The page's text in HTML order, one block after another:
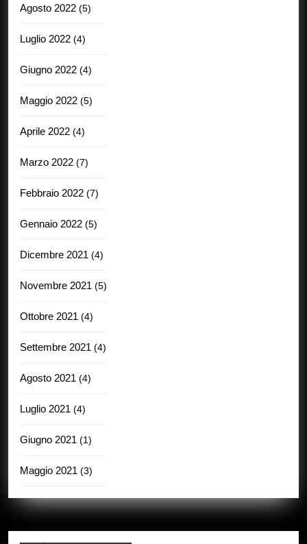
Agosto 2022 (5)
Luglio 2022 (4)
Giugno 2022 (4)
Maggio 2022 (5)
Aprile 2022 (4)
Marzo 2022 (7)
Febbraio 2022 (7)
Gennaio 2022 (5)
Dicembre 2021 (4)
Novembre 2021 (5)
Ottobre 2021 (4)
Settembre 2021 (4)
Agosto 2021 (4)
Luglio 2021 (4)
Giugno 2021 (1)
Maggio 2021 (3)